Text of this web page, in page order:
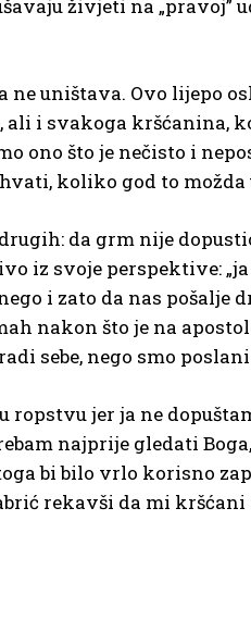
živjeti na „pravoj”
uništava. Ovo lijepo
ali i svakoga kršćanina,
ono što je nečisto i
koliko god to
da grm nije
iz svoje perspektive:
i zato da nas pošalje
nakon što je na
sebe, nego smo
jer ja ne
najprije gledati
bi bilo vrlo korisno
rekavši da mi